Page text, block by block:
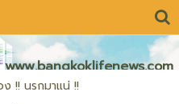
ง !! นรกมาแน่ !!